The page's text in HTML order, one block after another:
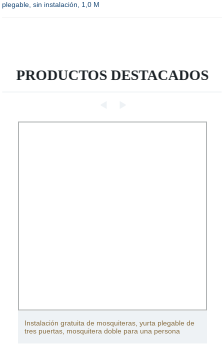
plegable, sin instalación, 1,0 M
PRODUCTOS DESTACADOS
Instalación gratuita de mosquiteras, yurta plegable de
tres puertas, mosquitera doble para una persona